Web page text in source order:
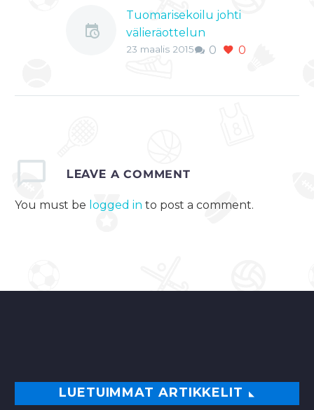
Tuomarisekoilu johti
välieräottelun
hylkäämiseen
alkoi perjantaina
avausottelussa
0 0
23 maalis 2015
LEAVE A COMMENT
You must be logged in to post a comment.
LUETUIMMAT ARTIKKELIT